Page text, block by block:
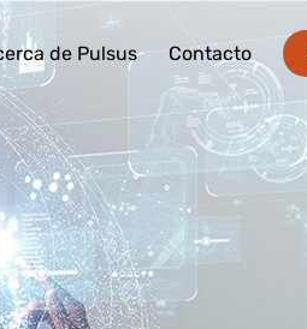
de Pulsus Contacto